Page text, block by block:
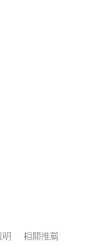
明 相關推薦